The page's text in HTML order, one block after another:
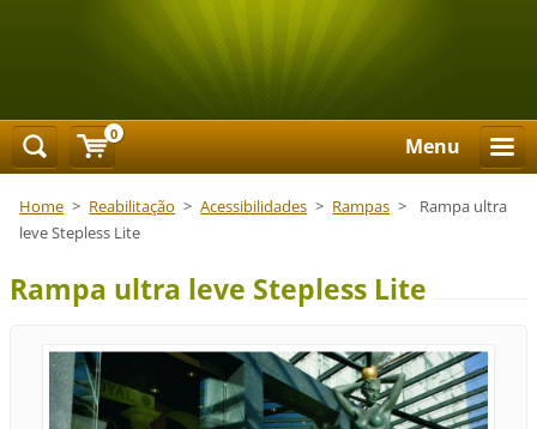
Menu
Home > Reabilitação > Acessibilidades > Rampas >
Rampa ultra
leve Stepless Lite
Rampa ultra leve Stepless Lite
0